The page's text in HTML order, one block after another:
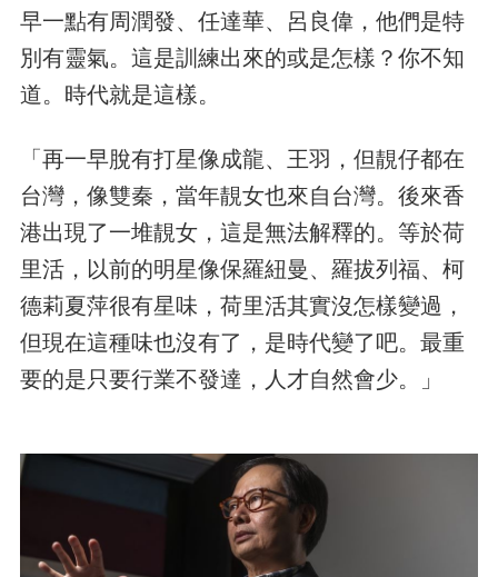
早一點有周潤發、任達華、呂良偉，他們是特
別有靈氣。這是訓練出來的或是怎樣？你不知
道。時代就是這樣。
「再一早脫有打星像成龍、王羽，但靚仔都在
台灣，像雙秦，當年靚女也來自台灣。後來香
港出現了一堆靚女，這是無法解釋的。等於荷
里活，以前的明星像保羅紐曼、羅拔列福、柯
德莉夏萍很有星味，荷里活其實沒怎樣變過，
但現在這種味也沒有了，是時代變了吧。最重
要的是只要行業不發達，人才自然會少。」